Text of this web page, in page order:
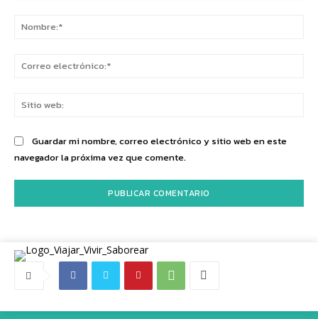
Guardar mi nombre, correo electrónico y sitio web en este
navegador la próxima vez que comente.